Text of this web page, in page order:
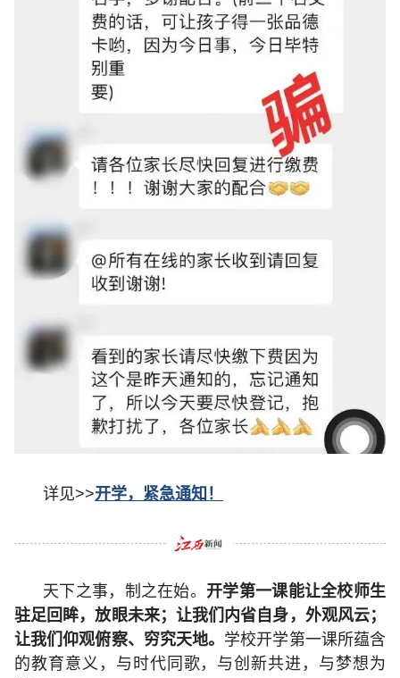
详见>>开学，紧急通知！
天下之事，制之在始。 开学第一课能让全校师生
驻足回眸，放眼未来；让我们内省自身，外观风云；
让我们仰观俯察、穷究天地。 学校开学第一课所蕴含
的教育意义，与时代同歌，与创新共进，与梦想为